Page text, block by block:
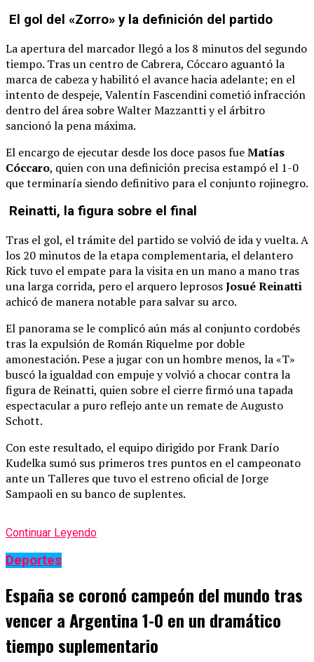
El gol del «Zorro» y la definición del partido
La apertura del marcador llegó a los 8 minutos del segundo
tiempo. Tras un centro de Cabrera, Cóccaro aguantó la
marca de cabeza y habilitó el avance hacia adelante; en el
intento de despeje, Valentín Fascendini cometió infracción
dentro del área sobre Walter Mazzantti y el árbitro
sancionó la pena máxima.
El encargo de ejecutar desde los doce pasos fueMatías
Cóccaro, quien con una definición precisa estampó el 1-0
que terminaría siendo definitivo para el conjunto rojinegro.
Reinatti, la figura sobre el final
Tras el gol, el trámite del partido se volvió de ida y vuelta. A
los 20 minutos de la etapa complementaria, el delantero
Rick tuvo el empate para la visita en un mano a mano tras
una larga corrida, pero el arquero leprososJosué Reinatti
achicó de manera notable para salvar su arco.
El panorama se le complicó aún más al conjunto cordobés
tras la expulsión de Román Riquelme por doble
amonestación. Pese a jugar con un hombre menos, la «T»
buscó la igualdad con empuje y volvió a chocar contra la
figura de Reinatti, quien sobre el cierre firmó una tapada
espectacular a puro reflejo ante un remate de Augusto
Schott.
Con este resultado, el equipo dirigido por Frank Darío
Kudelka sumó sus primeros tres puntos en el campeonato
ante un Talleres que tuvo el estreno oficial de Jorge
Sampaoli en su banco de suplentes.
Continuar Leyendo
Deportes
España se coronó campeón del mundo tras
vencer a Argentina 1-0 en un dramático
tiempo suplementario